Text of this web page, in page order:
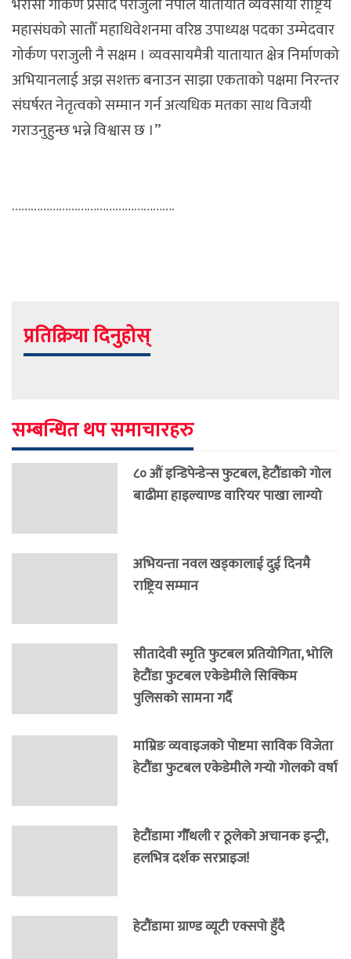
भरोसा गोकर्ण प्रसाद पराजुली नेपाल यातायात व्यवसायी राष्ट्रिय
महासंघको सातौँ महाधिवेशनमा वरिष्ठ उपाध्यक्ष पदका उम्मेदवार
गोर्कण पराजुली नै सक्षम । व्यवसायमैत्री यातायात क्षेत्र निर्माणको
अभियानलाई अझ सशक्त बनाउन साझा एकताको पक्षमा निरन्तर
संघर्षरत नेतृत्वको सम्मान गर्न अत्यधिक मतका साथ विजयी
गराउनुहुन्छ भन्ने विश्वास छ ।”
…………………………………………….
प्रतिक्रिया दिनुहोस्
सम्बन्धित थप समाचारहरु
८० औं इन्डिपेन्डेन्स फुटबल, हेटौंडाको गोल
बाढीमा हाइल्याण्ड वारियर पाखा लाग्यो
अभियन्ता नवल खड्कालाई दुई दिनमै
राष्ट्रिय सम्मान
सीतादेवी स्मृति फुटबल प्रतियोगिता, भोलि
हेटौंडा फुटबल एकेडेमीले सिक्किम
पुलिसको सामना गर्दै
माम्रिङ व्यवाइजको पोष्टमा साविक विजेता
हेटौंडा फुटबल एकेडेमीले गर्‍यो गोलको वर्षा
हेटौंडामा गौँथली र ठूलेको अचानक इन्ट्री,
हलभित्र दर्शक सरप्राइज!
हेटौंडामा ग्राण्ड व्यूटी एक्सपो हुँदै